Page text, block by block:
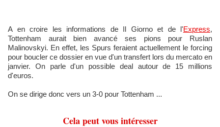
A en croire les informations de Il Giorno et de l'Express,
Tottenham aurait bien avancé ses pions pour Ruslan
Malinovskyi. En effet, les Spurs feraient actuellement le forcing
pour boucler ce dossier en vue d'un transfert lors du mercato en
janvier. On parle d'un possible deal autour de 15 millions
d'euros.
On se dirige donc vers un 3-0 pour Tottenham ...
Cela peut vous intéresser